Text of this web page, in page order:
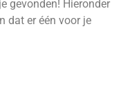
gevonden! Hieronder
dat er één voor je